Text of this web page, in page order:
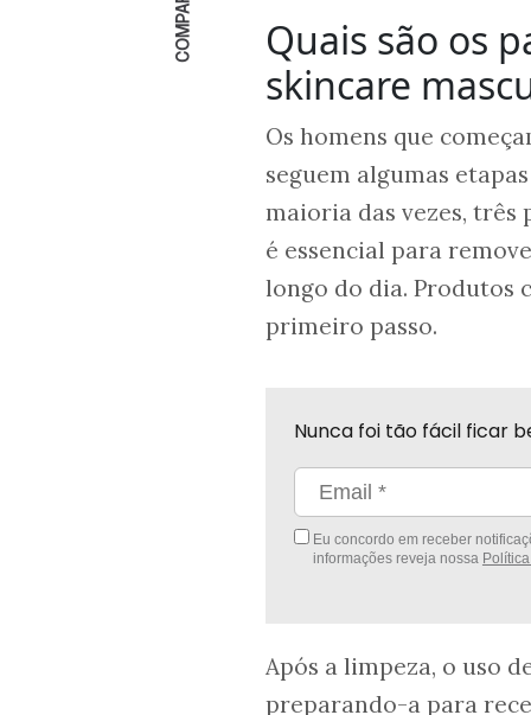
Quais são os
skincare
Os homens que
seguem algumas
maioria das vezes, três
é essencial para
longo do dia. Produtos
primeiro passo.
Nunca foi tão fácil ficar
Eu concordo em receber
informações reveja nossa
Após a limpeza, o uso
preparando-a para